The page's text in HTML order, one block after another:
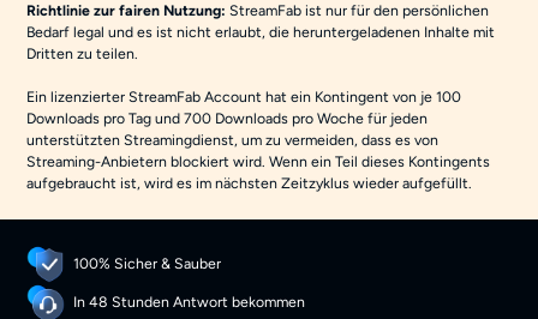
Richtlinie zur fairen Nutzung:StreamFab ist nur für den persönlichen
Bedarf legal und es ist nicht erlaubt, die heruntergeladenen Inhalte mit
Dritten zu teilen.
Ein lizenzierter StreamFab Account hat ein Kontingent von je 100
Downloads pro Tag und 700 Downloads pro Woche für jeden
unterstützten Streamingdienst, um zu vermeiden, dass es von
Streaming-Anbietern blockiert wird. Wenn ein Teil dieses Kontingents
aufgebraucht ist, wird es im nächsten Zeitzyklus wieder aufgefüllt.
100% Sicher & Sauber
In 48 Stunden Antwort bekommen